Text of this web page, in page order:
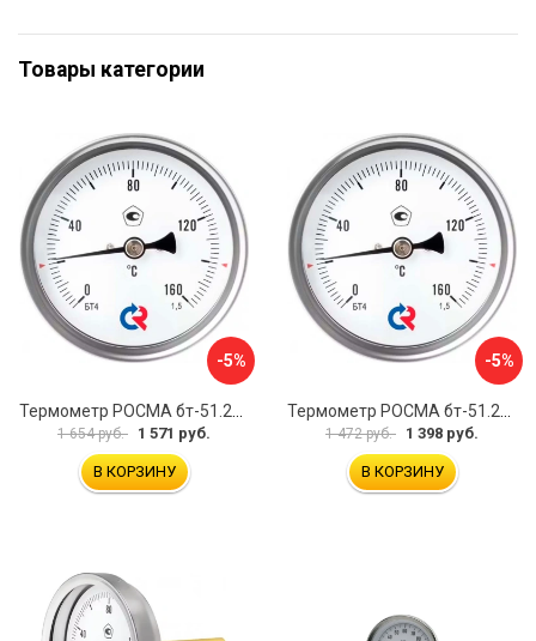
Товары категории
-5%
1 654 руб. 1 571 руб.
В КОРЗИНУ
-5%
1 472 руб. 1 398 руб.
В КОРЗИНУ